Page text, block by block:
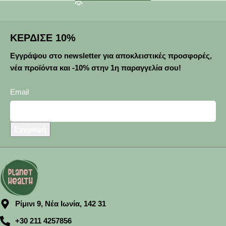
ΚΕΡΔΙΣΕ 10%
Εγγράψου στο newsletter για αποκλειστικές προσφορές,
νέα προϊόντα και -10% στην 1η παραγγελία σου!
Email
Ρίμινι 9, Νέα Ιωνία, 142 31
+30 211 4257856